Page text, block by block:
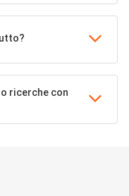
ricerche con